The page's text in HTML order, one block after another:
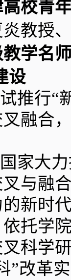
高校青
教授
学名
设
推行“
融合
家大
与融
新时
托学
科学
”改革